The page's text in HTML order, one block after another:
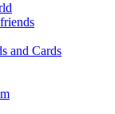
and Cards